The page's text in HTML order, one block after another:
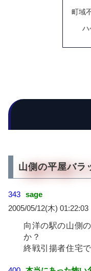
町域
ハ
山側の平屋バラ
343 sage
2005/05/12(木) 01:22:03
向洋の駅の山側
か？
終戦引揚者住宅